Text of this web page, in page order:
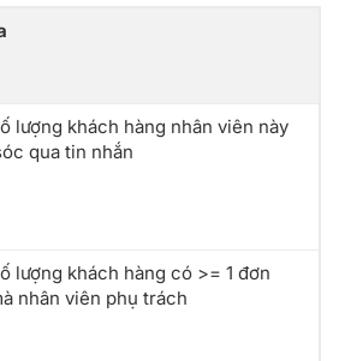
lượng khách hàng nhân viên này
qua tin nhắn
lượng khách hàng có >= 1 đơn
nhân viên phụ trách